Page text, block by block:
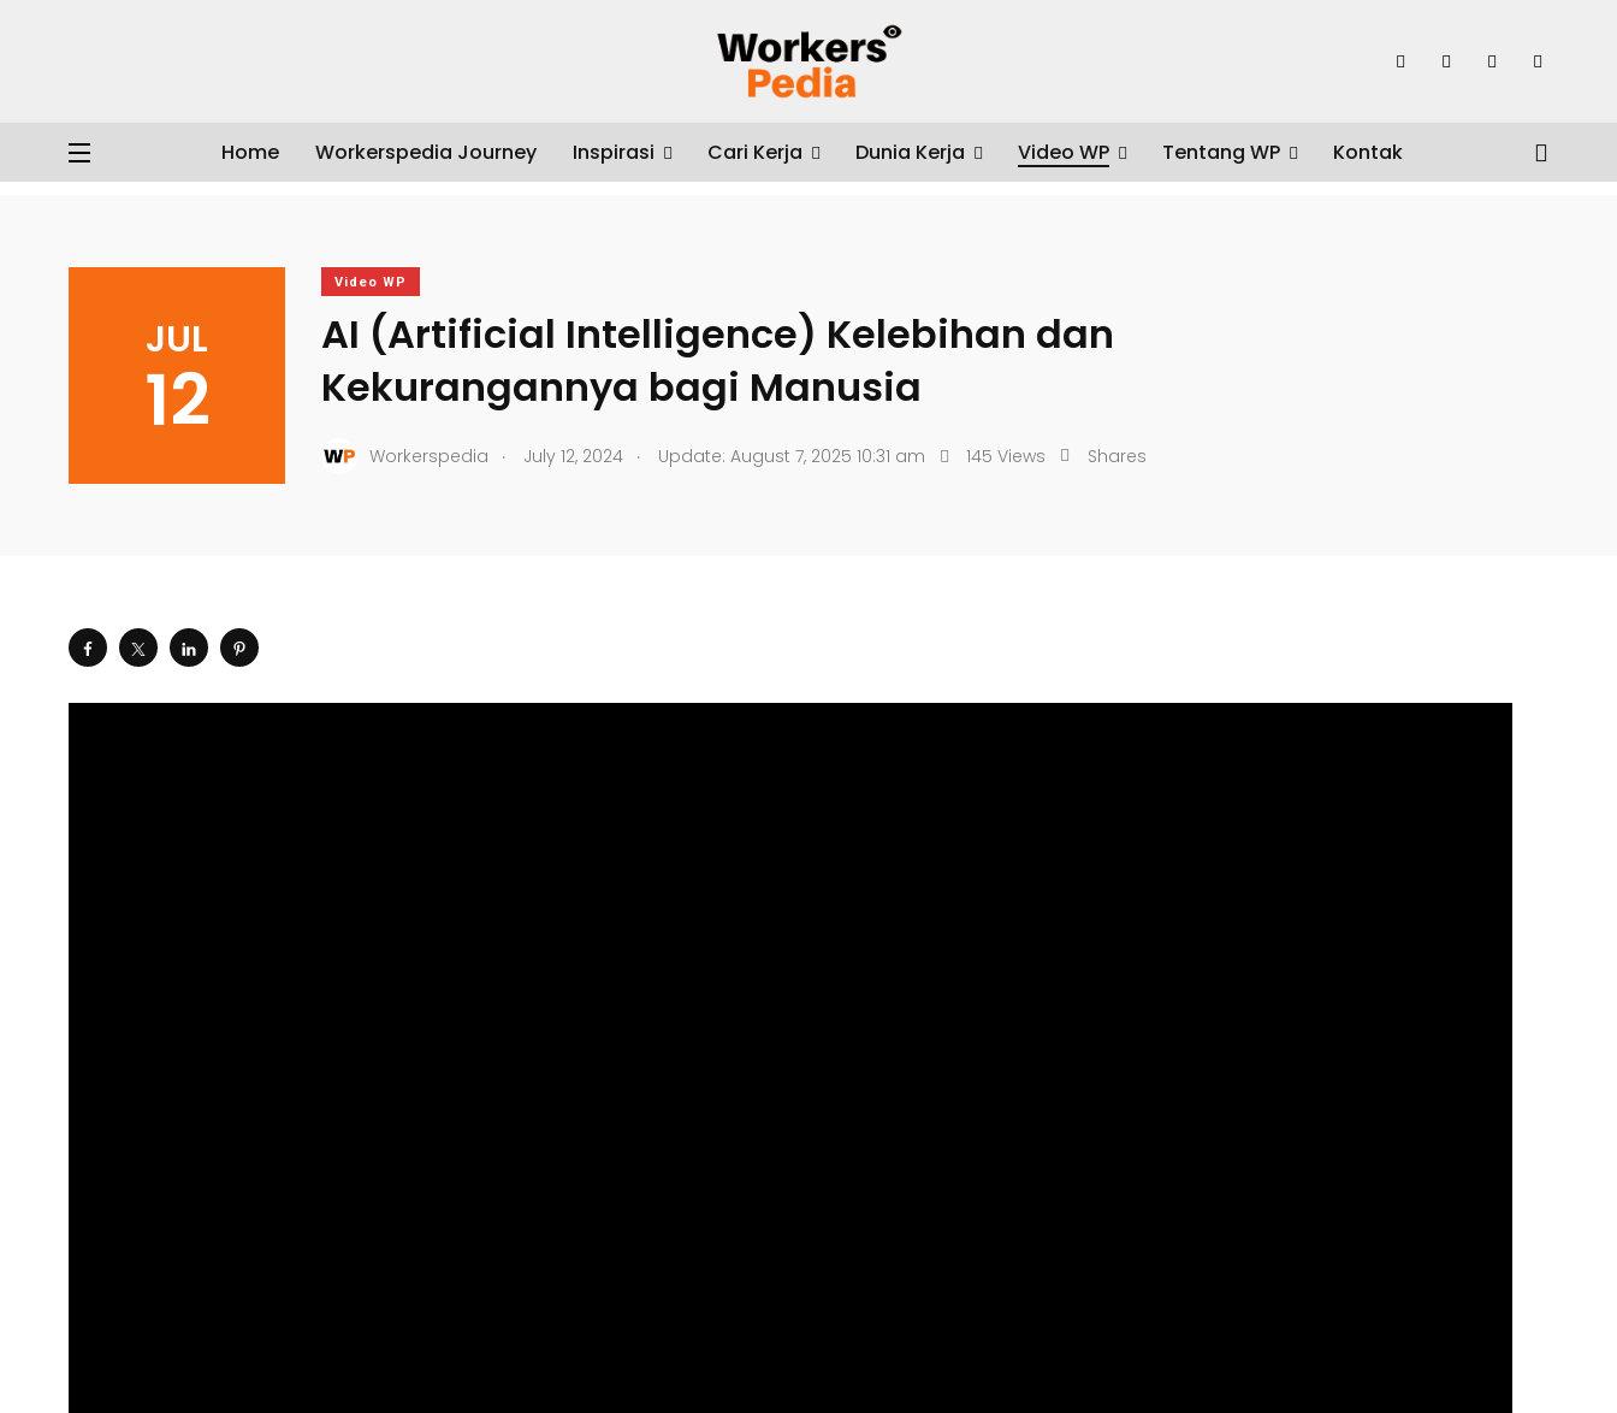
Home Workerspedia Journey Inspirasi Cari Kerja Dunia Kerja Video WP Tentang WP Kontak
AI (Artificial Intelligence) Kelebihan dan Kekurangannya bagi Manusia
JUL
12
Video WP
AI (Artificial Intelligence) Kelebihan dan
Kekurangannya bagi Manusia
Workerspedia . July 12, 2024 . Update: August 7, 2025 10:31 am 145 Views Shares